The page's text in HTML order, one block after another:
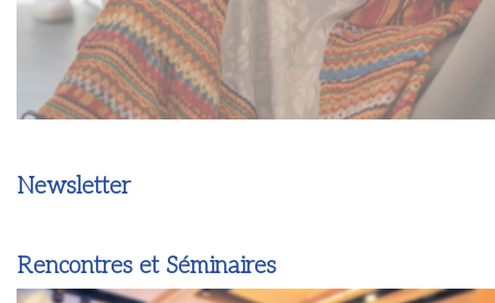
Newsletter
Rencontres et Séminaires